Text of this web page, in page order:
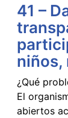
41 –
niños,
¿Qué
El
abiertos